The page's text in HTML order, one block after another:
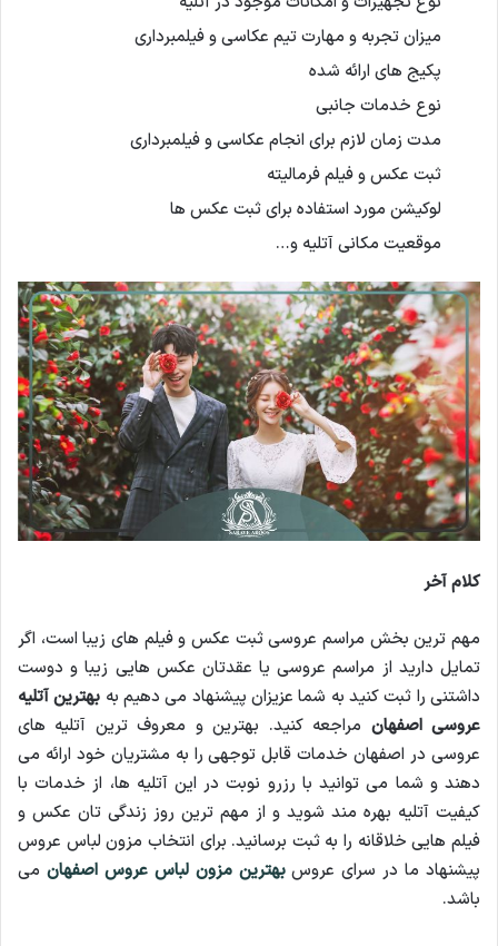
میزان تجربه و مهارت تیم عکاسی و فیلمبرداری
پکیج های ارائه شده
نوع خدمات جانبی
مدت زمان لازم برای انجام عکاسی و فیلمبرداری
ثبت عکس و فیلم فرمالیته
لوکیشن مورد استفاده برای ثبت عکس ها
موقعیت مکانی آتلیه و…
کلام آخر
مهم ترین بخش مراسم عروسی ثبت عکس و فیلم های زیبا است، اگر
تمایل دارید از مراسم عروسی یا عقدتان عکس هایی زیبا و دوست
داشتنی را ثبت کنید به شما عزیزان پیشنهاد می دهیم به بهترین آتلیه
عروسی اصفهان مراجعه کنید. بهترین و معروف ترین آتلیه های
عروسی در اصفهان خدمات قابل توجهی را به مشتریان خود ارائه می
دهند و شما می توانید با رزرو نوبت در این آتلیه ها، از خدمات با
کیفیت آتلیه بهره مند شوید و از مهم ترین روز زندگی تان عکس و
فیلم هایی خلاقانه را به ثبت برسانید. برای انتخاب مزون لباس عروس
پیشنهاد ما در سرای عروسبهترین مزون لباس عروس اصفهان می
باشد.